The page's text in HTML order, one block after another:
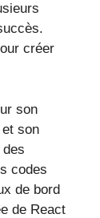
créer
son
son
codes
de bord
de React